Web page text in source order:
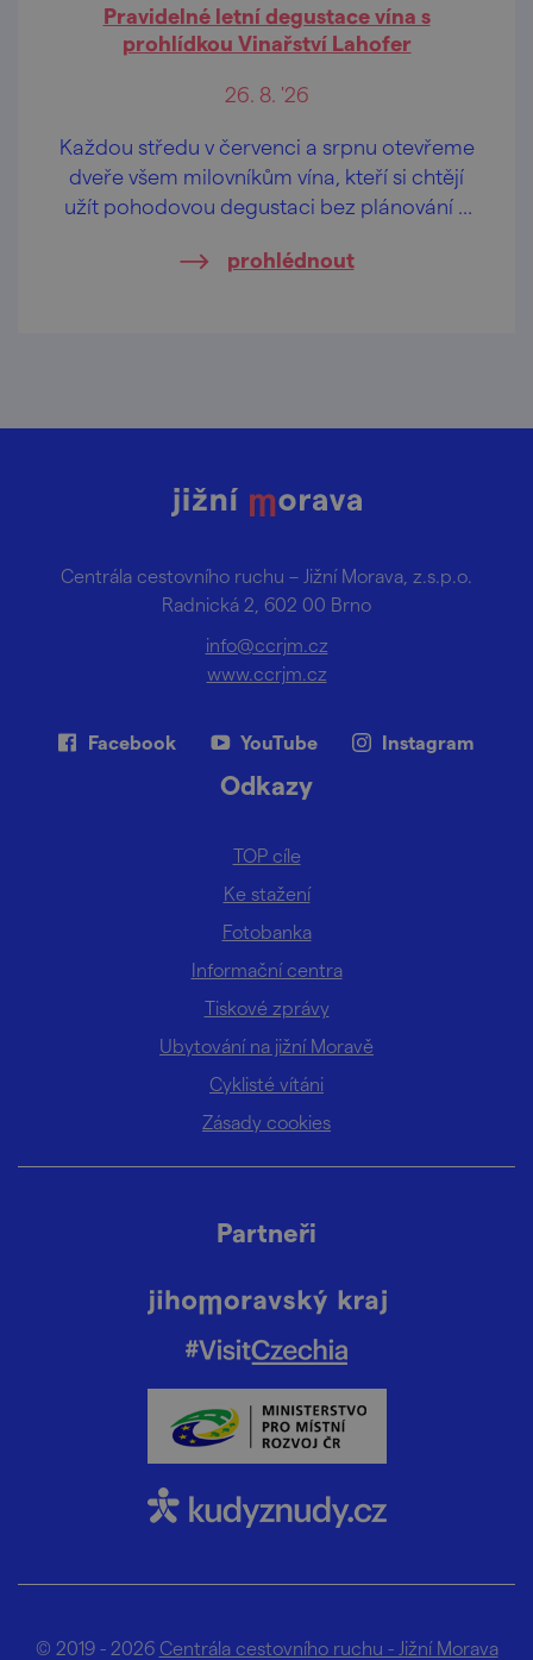
Pravidelné letní degustace vína s
prohlídkou Vinařství Lahofer
26. 8. '26
Každou středu v červenci a srpnu otevřeme
dveře všem milovníkům vína, kteří si chtějí
užít pohodovou degustaci bez plánování a
prohlédnout
Centrála cestovního ruchu – Jižní Morava, z.s.p.o.
Radnická 2, 602 00 Brno
info@ccrjm.cz
www.ccrjm.cz
Facebook YouTube Instagram
Odkazy
TOP cíle
Ke stažení
Fotobanka
Informační centra
Tiskové zprávy
Ubytování na jižní Moravě
Cyklisté vítáni
Zásady cookies
Partneři
© 2019 - 2026 Centrála cestovního ruchu - Jižní Morava